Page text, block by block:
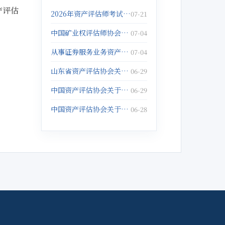
评估 2026年资产评估师考试报名倒计时5天！抓紧报名啦！07-21
中国矿业权评估师协会关于发布《固体矿产矿业权出让底价评估应用指南》的公告 07-04
从事证券服务业务资产评估机构注销备案名单(2026年5月25日) 07-04
山东省资产评估协会关于征集数据资产评估与管理典型案例的通知 06-29
中国资产评估协会关于举办以财务报告为目的评估培训班的通知 06-29
中国资产评估协会关于举办企业破产重整与涉执财产评估培训班的通知 06-28